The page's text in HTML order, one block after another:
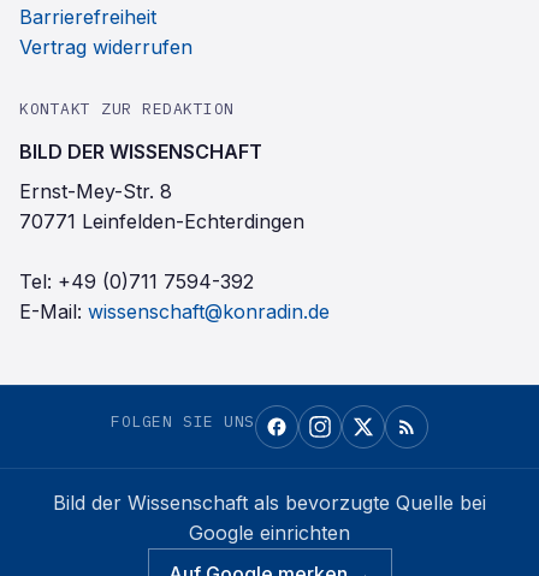
Barrierefreiheit
Vertrag widerrufen
KONTAKT ZUR REDAKTION
BILD DER WISSENSCHAFT
Ernst-Mey-Str. 8
70771 Leinfelden-Echterdingen
Tel: +49 (0)711 7594-392
E-Mail: wissenschaft@konradin.de
FOLGEN SIE UNS
Bild der Wissenschaft als bevorzugte Quelle bei
Google einrichten